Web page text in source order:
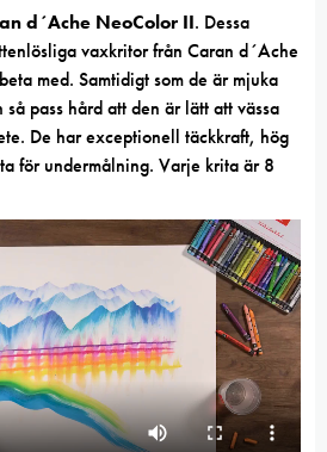
d´Ache NeoColor II. Dessa
vaxkritor från Caran d´Ache
med. Samtidigt som de är mjuka
pass hård att den är lätt att vässa
De har exceptionell täckkraft, hög
för undermålning. Varje krita är 8